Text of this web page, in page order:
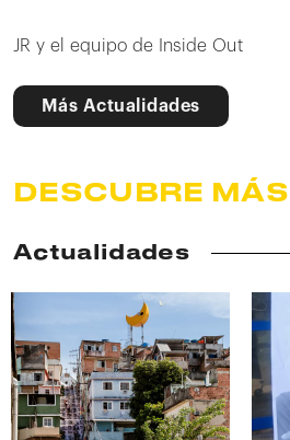
JR y el equipo de Inside Out
Más Actualidades
DESCUBRE MÁS
Actualidades